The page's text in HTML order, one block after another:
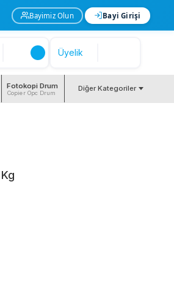
Bayimiz Olun Bayi Girişi
Üyelik
Fotokopi Drum
Copier Opc Drum Diğer Kategoriler